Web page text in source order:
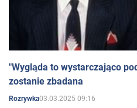
"Wygląda to wystarczająco
zostanie zbadana
Rozrywka03.03.2025 09:16